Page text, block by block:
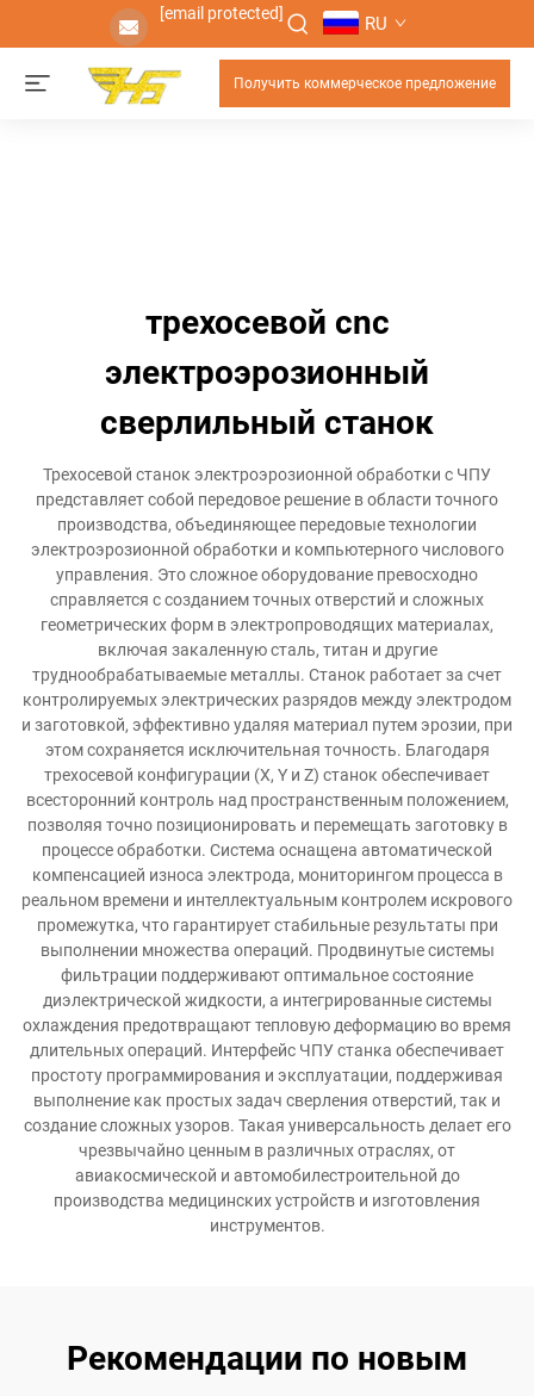
[email protected] RU
Получить коммерческое предложение
трехосевой cnc
электроэрозионный
сверлильный станок
Трехосевой станок электроэрозионной обработки с ЧПУ
представляет собой передовое решение в области точного
производства, объединяющее передовые технологии
электроэрозионной обработки и компьютерного числового
управления. Это сложное оборудование превосходно
справляется с созданием точных отверстий и сложных
геометрических форм в электропроводящих материалах,
включая закаленную сталь, титан и другие
труднообрабатываемые металлы. Станок работает за счет
контролируемых электрических разрядов между электродом
и заготовкой, эффективно удаляя материал путем эрозии, при
этом сохраняется исключительная точность. Благодаря
трехосевой конфигурации (X, Y и Z) станок обеспечивает
всесторонний контроль над пространственным положением,
позволяя точно позиционировать и перемещать заготовку в
процессе обработки. Система оснащена автоматической
компенсацией износа электрода, мониторингом процесса в
реальном времени и интеллектуальным контролем искрового
промежутка, что гарантирует стабильные результаты при
выполнении множества операций. Продвинутые системы
фильтрации поддерживают оптимальное состояние
диэлектрической жидкости, а интегрированные системы
охлаждения предотвращают тепловую деформацию во время
длительных операций. Интерфейс ЧПУ станка обеспечивает
простоту программирования и эксплуатации, поддерживая
выполнение как простых задач сверления отверстий, так и
создание сложных узоров. Такая универсальность делает его
чрезвычайно ценным в различных отраслях, от
авиакосмической и автомобилестроительной до
производства медицинских устройств и изготовления
инструментов.
Рекомендации по новым